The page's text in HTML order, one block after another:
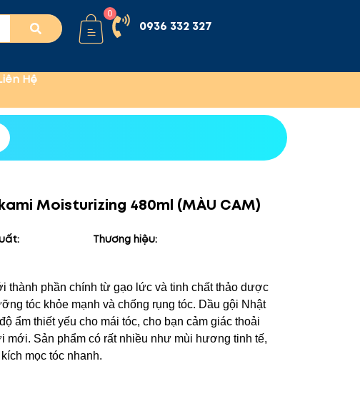
0
0936 332 327
Hệ
Moisturizing 480ml (MÀU CAM)
Thương hiệu:
thành phần chính từ gạo lức và tinh chất thảo dược
tóc khỏe mạnh và chống rụng tóc. Dầu gội Nhật
ẩm thiết yếu cho mái tóc, cho bạn cảm giác thoải
mới. Sản phẩm có rất nhiều như mùi hương tinh tế,
mọc tóc nhanh.